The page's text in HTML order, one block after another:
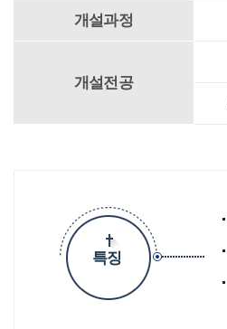
개설과정
개설전공
특징